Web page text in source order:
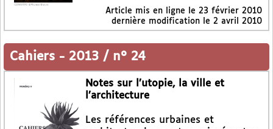
Article mis en ligne le 23 février 2010
dernière modification le 2 avril 2010
Cahiers - 2013 / n° 24
Notes sur l’utopie, la ville et
l’architecture
Les références urbaines et